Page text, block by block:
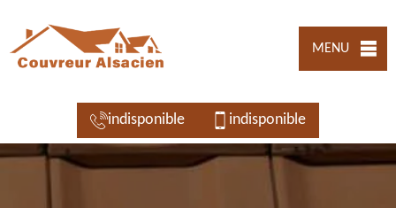
MENU
indisponible indisponible